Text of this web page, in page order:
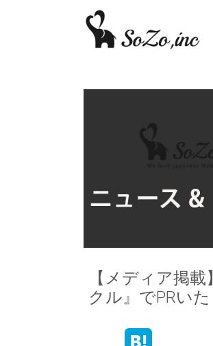
【メディア掲
クル』でPRい